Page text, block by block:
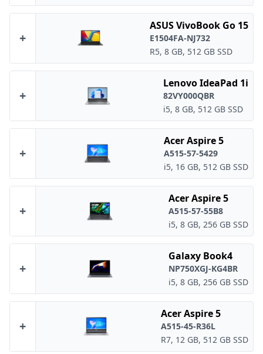
+
ASUS VivoBook Go 15
E1504FA-NJ732
R5, 8 GB, 512 GB SSD
+
Lenovo IdeaPad 1i
82VY000QBR
i5, 8 GB, 512 GB SSD
+
Acer Aspire 5
A515-57-5429
i5, 16 GB, 512 GB SSD
+
Acer Aspire 5
A515-57-55B8
i5, 8 GB, 256 GB SSD
+
Galaxy Book4
NP750XGJ-KG4BR
i5, 8 GB, 256 GB SSD
+
Acer Aspire 5
A515-45-R36L
R7, 12 GB, 512 GB SSD